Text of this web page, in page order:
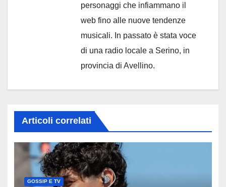
personaggi che infiammano il
web fino alle nuove tendenze
musicali. In passato è stata voce
di una radio locale a Serino, in
provincia di Avellino.
Articoli correlati
GOSSIP E TV